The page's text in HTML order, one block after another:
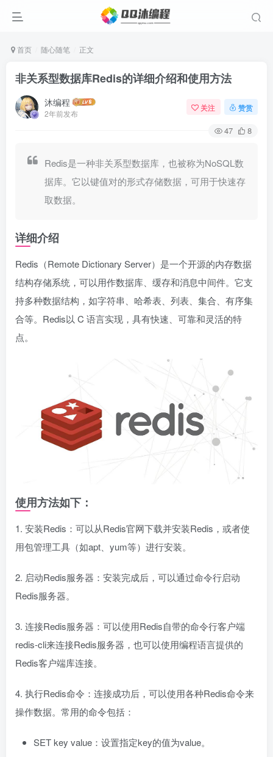
首页 随心随笔 正文
非关系型数据库Redis的详细介绍和使用方法
沐编程
2年前发布
关注 赞赏
47 8
Redis是一种非关系型数据库，也被称为NoSQL数
据库。它以键值对的形式存储数据，可用于快速存
取数据。
详细介绍
Redis（Remote Dictionary Server）是一个开源的内存数据
结构存储系统，可以用作数据库、缓存和消息中间件。它支
持多种数据结构，如字符串、哈希表、列表、集合、有序集
合等。Redis以 C 语言实现，具有快速、可靠和灵活的特
点。
使用方法如下：
1. 安装Redis：可以从Redis官网下载并安装Redis，或者使
用包管理工具（如apt、yum等）进行安装。
2. 启动Redis服务器：安装完成后，可以通过命令行启动
Redis服务器。
3. 连接Redis服务器：可以使用Redis自带的命令行客户端
redis-cli来连接Redis服务器，也可以使用编程语言提供的
Redis客户端库连接。
4. 执行Redis命令：连接成功后，可以使用各种Redis命令来
操作数据。常用的命令包括：
SET key value：设置指定key的值为value。